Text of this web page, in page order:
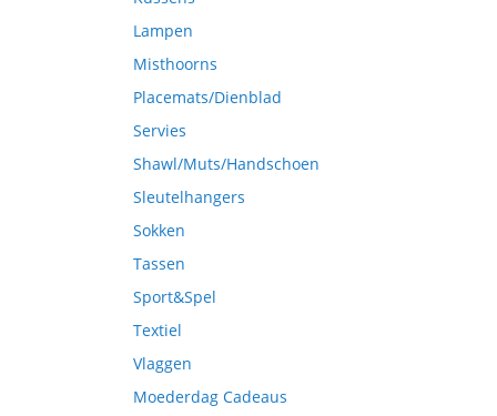
Lampen
Misthoorns
Placemats/Dienblad
Servies
Shawl/Muts/Handschoen
Sleutelhangers
Sokken
Tassen
Sport&Spel
Textiel
Vlaggen
Moederdag Cadeaus